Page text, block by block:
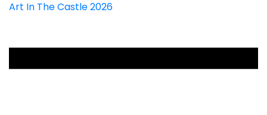
Art In The Castle 2026